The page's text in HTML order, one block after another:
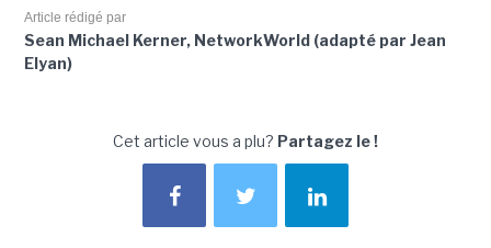
Article rédigé par
Sean Michael Kerner, NetworkWorld (adapté par Jean
Elyan)
Cet article vous a plu? Partagez le !